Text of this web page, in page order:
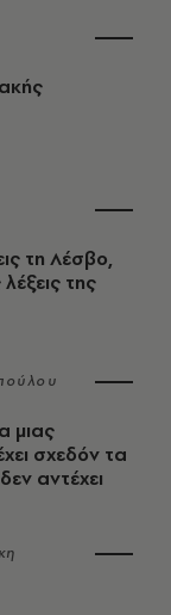
τη Λέσβο,
της
μιας
σχεδόν τα
αντέχει